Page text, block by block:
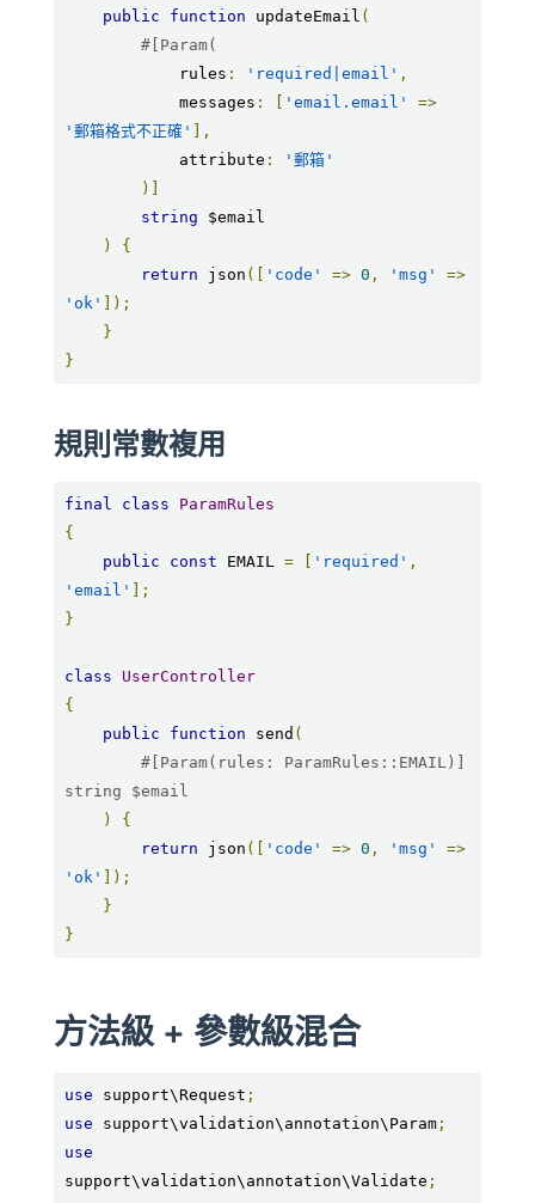
public
function updateEmail (
#[Param(
            rules
: 'required|email' ,
            messages
: 'email.email'
=>
'郵箱格式不正確'
],
            attribute
:
'郵箱'
)]
string $email
)
{
return json ([ 'code' => 0 , 'msg'
=>
'ok'
]);
}
}
規則常數複用
final class
ParamRules
{
public
const EMAIL = [ 'required' ,
'email' ];
}
class
UserController
{
public
function send (
#[Param(rules: ParamRules::EMAIL)]
string $email
)
{
return json ([ 'code' => 0 , 'msg'
=>
'ok' ]);
}
}
方法級 + 參數級混合
use support\Request ;
use support\validation\annotation\Param;
use
support\validation\annotation\Validate ;